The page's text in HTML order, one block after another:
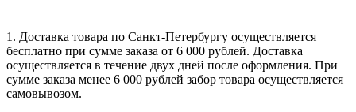
1. Доставка товара по Санкт-Петербургу осуществляется
бесплатно при сумме заказа от 6 000 рублей. Доставка
осуществляется в течение двух дней после оформления. При
сумме заказа менее 6 000 рублей забор товара осуществляется
самовывозом.